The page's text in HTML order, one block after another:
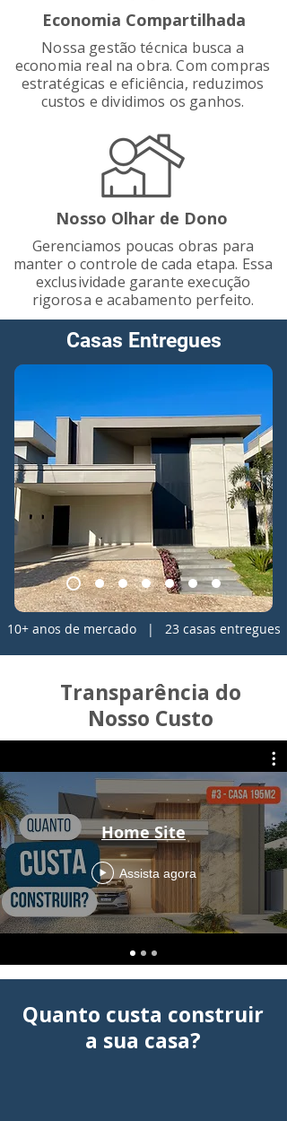
Economia Compartilhada
Nossa gestão técnica busca a
economia real na obra. Com compras
estratégicas e eficiência, reduzimos
custos e dividimos os ganhos.
Nosso Olhar de Dono
Gerenciamos poucas obras para
manter o controle de cada etapa. Essa
exclusividade garante execução
rigorosa e acabamento perfeito.
Casas Entregues
10+ anos de mercado | 23 casas entregues
Transparência do
Nosso Custo
Home Site
Assista agora
Quanto custa construir
a sua casa?